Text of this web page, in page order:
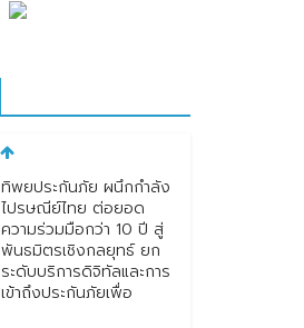
ทิพยประกันภัย ผนึกกำลัง
ไปรษณีย์ไทย ต่อยอด
ความร่วมมือกว่า 10 ปี สู่
พันธมิตรเชิงกลยุทธ์ ยก
ระดับบริการดิจิทัลและการ
เข้าถึงประกันภัยเพื่อ